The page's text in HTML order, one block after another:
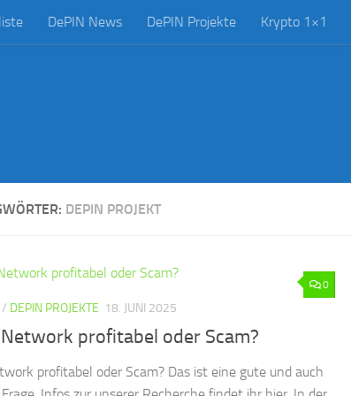
DePIN News DePIN Projekte Krypto 1×1
DEPIN PROJEKT
0
/ DEPIN PROJEKTE 18. JUNI 2025
profitabel oder Scam?
profitabel oder Scam? Das ist eine gute und auch